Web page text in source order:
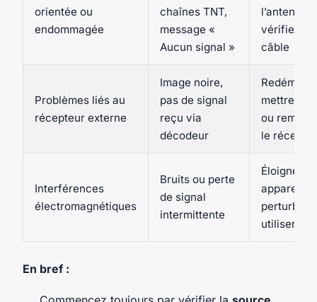
orientée ou
endommagée
chaînes TNT,
message «
Aucun signal »
l’antenne,
vérifier le
câble
Problèmes liés au
récepteur externe
Image noire,
pas de signal
reçu via
décodeur
mettre à
ou
le
Interférences
électromagnétiques
Bruits ou perte
de signal
intermittente
Éloigner
appareils
utiliser
En bref :